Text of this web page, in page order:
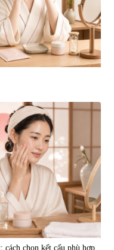
cách chọn kết cấu phù hợp